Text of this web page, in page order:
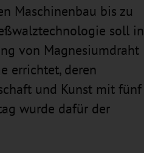
Maschinenbau bis zu
soll in
von Magnesiumdraht
errichtet, deren
und Kunst mit fünf
wurde dafür der